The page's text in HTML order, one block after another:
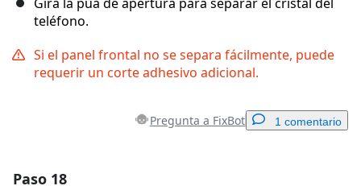
teléfono.
Si el panel frontal no se separa fácilmente, puede
requerir un corte adhesivo adicional.
Pregunta a FixBot 1 comentario
Paso 18